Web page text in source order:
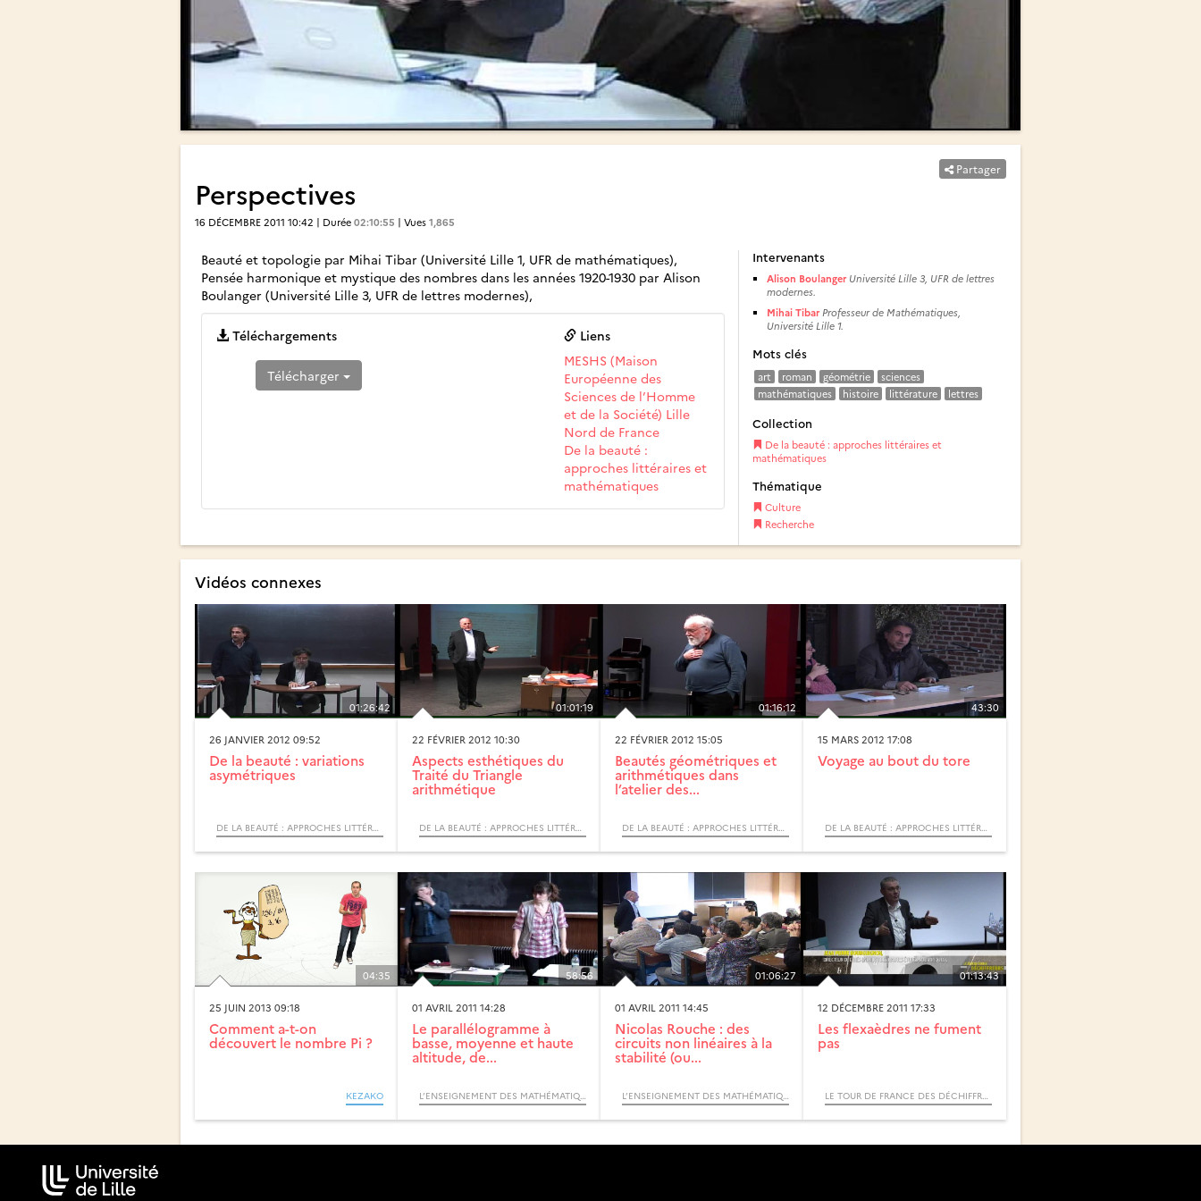
Partager
Perspectives
16 DÉCEMBRE 2011 10:42 | Durée 02:10:55 | Vues 1,865
Beauté et topologie par Mihai Tibar (Université Lille 1, UFR de mathématiques),
Pensée harmonique et mystique des nombres dans les années 1920-1930 par Alison
Boulanger (Université Lille 3, UFR de lettres modernes),
Téléchargements
Télécharger
Liens
MESHS (Maison
Européenne des
Sciences de l’Homme
et de la Société) Lille
Nord de France
De la beauté :
approches littéraires et
mathématiques
Intervenants
Alison Boulanger Université Lille 3, UFR de lettres
modernes.
Mihai Tibar Professeur de Mathématiques,
Université Lille 1.
Mots clés
art roman géométrie
sciences
mathématiques
histoire littérature lettres
Collection
De la beauté : approches littéraires et
mathématiques
Thématique
Culture
Recherche
Vidéos connexes
01:26:42
26 JANVIER 2012 09:52
De la beauté : variations
asymétriques
DE LA BEAUTÉ : APPROCHES LITTÉRAIRES ET MATHÉMATIQUES
01:01:19
22 FÉVRIER 2012 10:30
Aspects esthétiques du
Traité du Triangle
arithmétique
DE LA BEAUTÉ : APPROCHES LITTÉRAIRES ET MATHÉMATIQUES
01:16:12
22 FÉVRIER 2012 15:05
Beautés géométriques et
arithmétiques dans
l’atelier des...
DE LA BEAUTÉ : APPROCHES LITTÉRAIRES ET MATHÉMATIQUES
43:30
15 MARS 2012 17:08
Voyage au bout du tore
DE LA BEAUTÉ : APPROCHES LITTÉRAIRES ET MATHÉMATIQUES
04:35
25 JUIN 2013 09:18
Comment a-t-on
découvert le nombre Pi ?
KEZAKO
58:56
01 AVRIL 2011 14:28
Le parallélogramme à
basse, moyenne et haute
altitude, de...
L’ENSEIGNEMENT DES MATHÉMATIQUES, DES MATHÉMATIQUES DU QUOTIDIEN À LA THÉORIE (COLLOQUE)
01:06:27
01 AVRIL 2011 14:45
Nicolas Rouche : des
circuits non linéaires à la
stabilité (ou...
L’ENSEIGNEMENT DES MATHÉMATIQUES, DES MATHÉMATIQUES DU QUOTIDIEN À LA THÉORIE (COLLOQUE)
01:13:43
12 DÉCEMBRE 2011 17:33
Les flexaèdres ne fument
pas
LE TOUR DE FRANCE DES DÉCHIFFREURS – VOYAGE EN MATHÉMATIQUES